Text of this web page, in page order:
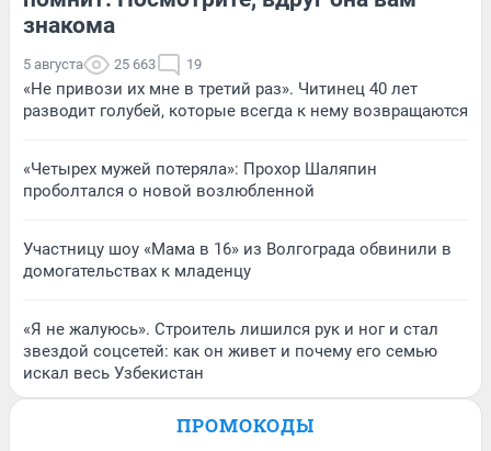
знакома
5 августа 25 663 19
«Не привози их мне в третий раз». Читинец 40 лет
разводит голубей, которые всегда к нему возвращаются
«Четырех мужей потеряла»: Прохор Шаляпин
проболтался о новой возлюбленной
Участницу шоу «Мама в 16» из Волгограда обвинили в
домогательствах к младенцу
«Я не жалуюсь». Строитель лишился рук и ног и стал
звездой соцсетей: как он живет и почему его семью
искал весь Узбекистан
ПРОМОКОДЫ